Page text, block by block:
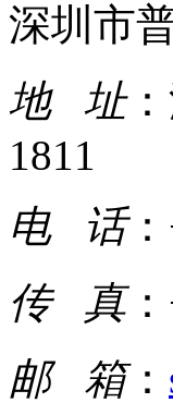
深圳市
地 址
1811
电 话
传 真
邮 箱：